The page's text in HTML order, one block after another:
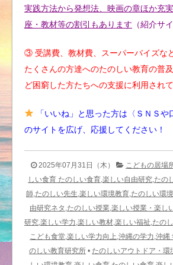
実践方法から発想法、映画の章ほか充
座・教材等の割引もあります （紹介サ
③ 受講費、教材費、スーパーバイズな
たくさんの方達へのたのしい教育の普
ど困窮した方たちへの支援に利用され
「いいね」と思った方は〈ＳＮＳや
のサイトを広げ、応援してください！
2025年07月31日（木）
こどもの居場
しい食育 たのしい食育,楽しい自由研究,たの
師,たのしい先生,楽しい環境教育,たのしい環
由研究ネタ,たのしい授業,楽しい授業・楽し
研究,楽しい学力,楽しい教材,楽しい福祉,たの
こども食堂,楽しい学力向上,沖縄の学力,沖縄
のしい教育研究所 • たのしいアウトドア・環